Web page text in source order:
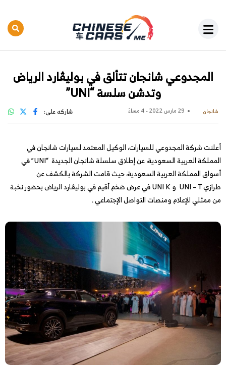
المجدوعي شانجان تتألق في بوليڤارد الرياض
وتدشن سلسة “UNI”
شانجان 29 مارس 2022 - 4 مساءً شاركه على:
أعلنت شركة المجدوعي للسيارات، الوكيل المعتمد لسيارات شانجان في
المملكة العربية السعودية، عن إطلاق سلسلة شانجان الجديدة “UNI” في
أسواق المملكة العربية السعودية، حيث قامت الشركة بالكشف عن
طرازي UNI – T و UNI K في عرض ضخم أقيم في بوليڤارد الرياض بحضور نخبة
من ممثلي الإعلام ومنصات التواصل الإجتماعي .